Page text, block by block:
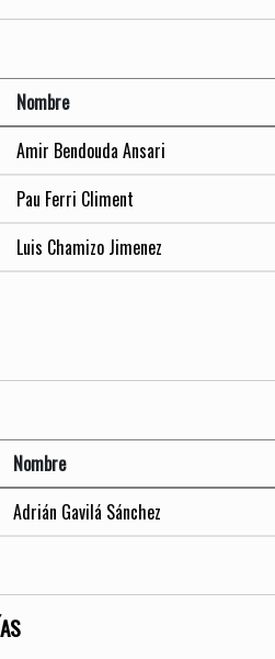
Nombre
Amir Bendouda Ansari
Pau Ferri Climent
Luis Chamizo Jimenez
Nombre
Adrián Gavilá Sánchez